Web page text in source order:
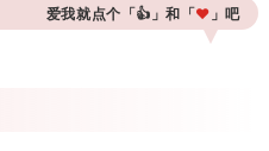
爱我就点个「👍️」和「❤ 」吧